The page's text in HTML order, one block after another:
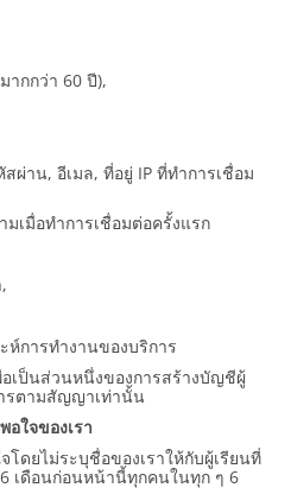
ากกว่า 60 ปี),
ผ่าน, อีเมล, ที่อยู่ IP ที่ทำการเชื่อม
เมื่อทำการเชื่อมต่อครั้งแรก
ห์การทำงานของบริการ
อเป็นส่วนหนึ่งของการสร้างบัญชีผู้
รตามสัญญาเท่านั้น
ใจของเรา
ดยไม่ระบุชื่อของเราให้กับผู้เรียนที่
เดือนก่อนหน้านี้ทุกคนในทุก ๆ 6